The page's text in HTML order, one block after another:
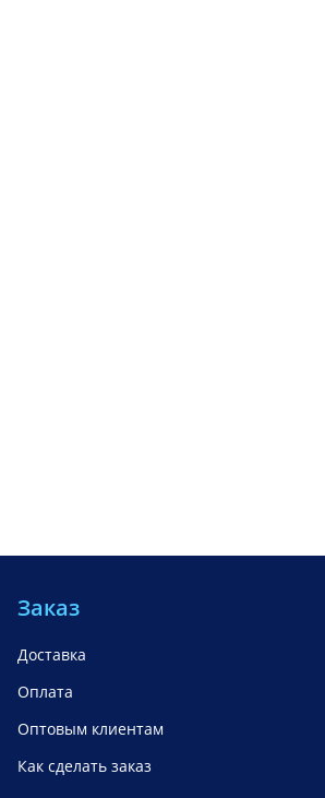
Заказ
Доставка
Оплата
Оптовым клиентам
Как сделать заказ